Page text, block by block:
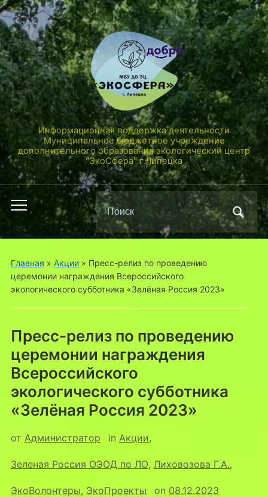
Информационная поддержка деятельности
Муниципальное бюджетное учреждение
дополнительного образования экологический центр
"ЭкоСфера" г.Липецка
Переключить
мобильное
меню
Поиск
по:
Главная » Акции» Пресс-релиз по проведению
церемонии награждения Всероссийского
экологического субботника «Зелёная Россия 2023»
Пресс-релиз по проведению
церемонии награждения
Всероссийского
экологического субботника
«Зелёная Россия 2023»
от Администратор in Акции,
Зеленая Россия ОЭОД по ЛО, Лиховозова Г.А.,
ЭкоВолонтеры, ЭкоПроекты on 08.12.2023